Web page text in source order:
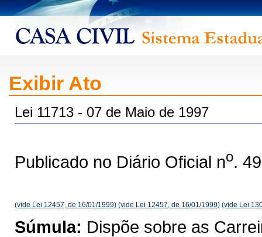
Exibir Ato
Lei 11713 - 07 de Maio de 1997
Publicado no Diário Oficial no.
(vide Lei 12457, de 16/01/1999) (vide Lei 12457, de 16/01/1999) (vide Lei
Súmula: Dispõe sobre as